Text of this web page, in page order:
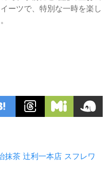
ーツで、特別な一時を楽し
抹茶 辻利一本店 スフレワ